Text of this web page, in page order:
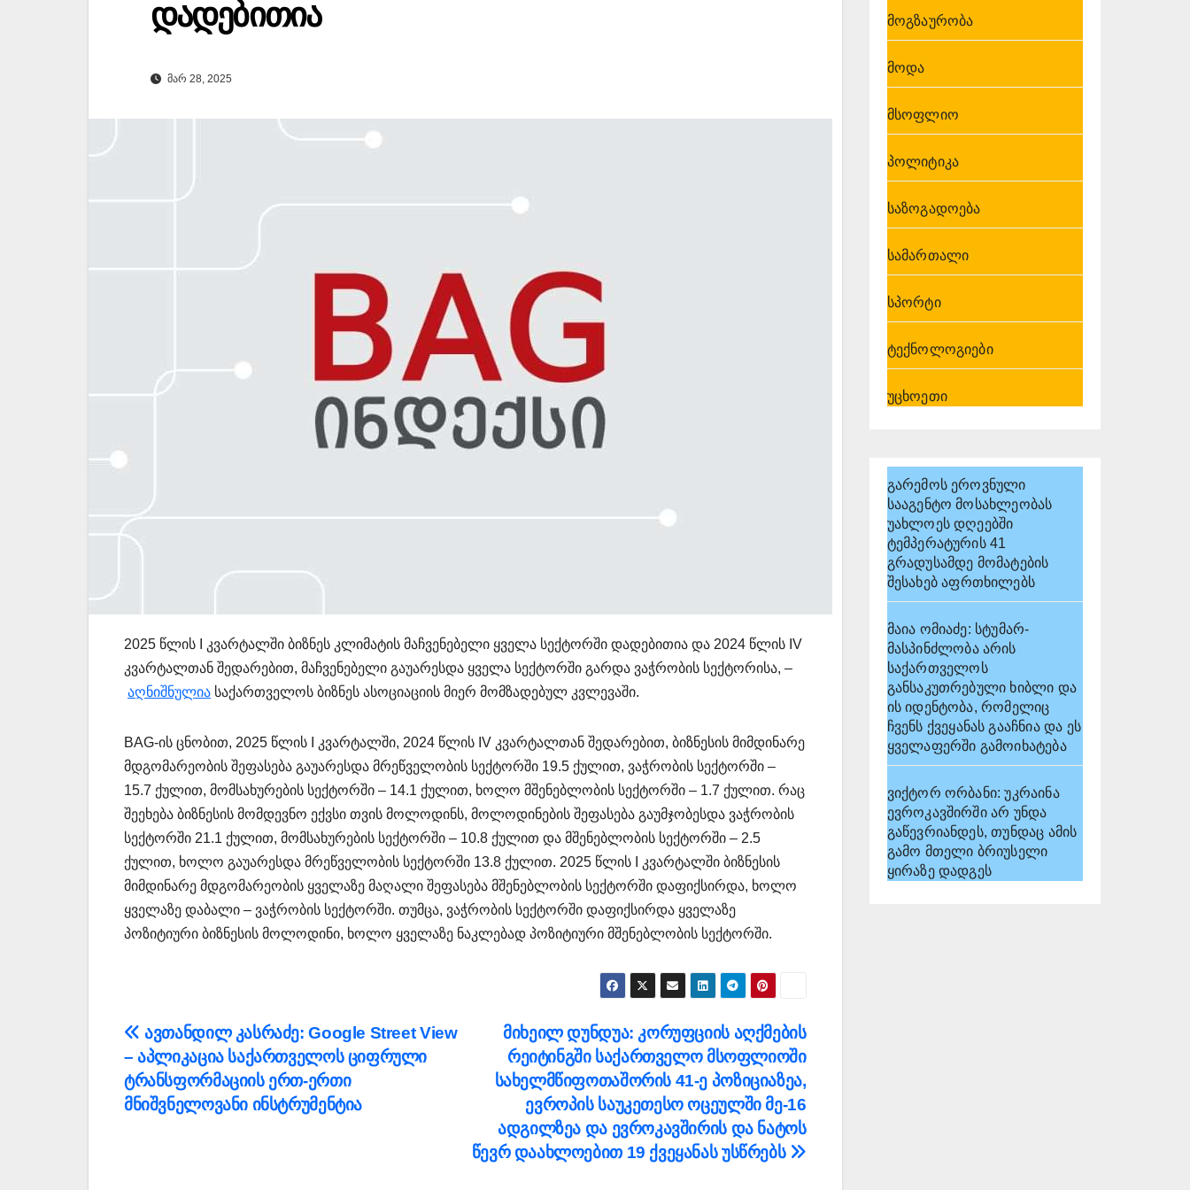
დადებითია
ᲛᲐᲠ 28, 2025
2025 წლის I კვარტალში ბიზნეს კლიმატის მაჩვენებელი ყველა სექტორში დადებითია და 2024 წლის IV
კვარტალთან შედარებით, მაჩვენებელი გაუარესდა ყველა სექტორში გარდა ვაჭრობის სექტორისა, –
აღნიშნულია საქართველოს ბიზნეს ასოციაციის მიერ მომზადებულ კვლევაში.
BAG-ის ცნობით, 2025 წლის I კვარტალში, 2024 წლის IV კვარტალთან შედარებით, ბიზნესის მიმდინარე
მდგომარეობის შეფასება გაუარესდა მრეწველობის სექტორში 19.5 ქულით, ვაჭრობის სექტორში –
15.7 ქულით, მომსახურების სექტორში – 14.1 ქულით, ხოლო მშენებლობის სექტორში – 1.7 ქულით. რაც
შეეხება ბიზნესის მომდევნო ექვსი თვის მოლოდინს, მოლოდინების შეფასება გაუმჯობესდა ვაჭრობის
სექტორში 21.1 ქულით, მომსახურების სექტორში – 10.8 ქულით და მშენებლობის სექტორში – 2.5
ქულით, ხოლო გაუარესდა მრეწველობის სექტორში 13.8 ქულით. 2025 წლის I კვარტალში ბიზნესის
მიმდინარე მდგომარეობის ყველაზე მაღალი შეფასება მშენებლობის სექტორში დაფიქსირდა, ხოლო
ყველაზე დაბალი – ვაჭრობის სექტორში. თუმცა, ვაჭრობის სექტორში დაფიქსირდა ყველაზე
პოზიტიური ბიზნესის მოლოდინი, ხოლო ყველაზე ნაკლებად პოზიტიური მშენებლობის სექტორში.
პოსტის
ნავიგაცია
მიხეილ დუნდუა: კორუფციის აღქმების
რეიტინგში საქართველო მსოფლიოში
სახელმწიფოთაშორის 41-ე პოზიციაზეა,
ევროპის საუკეთესო ოცეულში მე-16
ადგილზეა და ევროკავშირის და ნატოს
წევრ დაახლოებით 19 ქვეყანას უსწრებს
ავთანდილ კასრაძე: Google Street View
– აპლიკაცია საქართველოს ციფრული
ტრანსფორმაციის ერთ-ერთი
მნიშვნელოვანი ინსტრუმენტია
მოგზაურობა
მოდა
მსოფლიო
პოლიტიკა
საზოგადოება
სამართალი
სპორტი
ტექნოლოგიები
უცხოეთი
გარემოს ეროვნული
სააგენტო მოსახლეობას
უახლოეს დღეებში
ტემპერატურის 41
გრადუსამდე მომატების
შესახებ აფრთხილებს
მაია ომიაძე: სტუმარ-
მასპინძლობა არის
საქართველოს
განსაკუთრებული ხიბლი და
ის იდენტობა, რომელიც
ჩვენს ქვეყანას გააჩნია და ეს
ყველაფერში გამოიხატება
ვიქტორ ორბანი: უკრაინა
ევროკავშირში არ უნდა
გაწევრიანდეს, თუნდაც ამის
გამო მთელი ბრიუსელი
ყირაზე დადგეს